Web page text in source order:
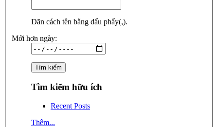
Dãn cách tên bằng dấu phẩy(,).
Mới hơn ngày:
Tìm kiếm hữu ích
Recent Posts
Thêm...